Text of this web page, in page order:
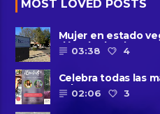
MOST LOVED POSTS
Mujer en estado
década da a luz en
03:38 4
Celebra todas las
solteras – con ......
02:06 3